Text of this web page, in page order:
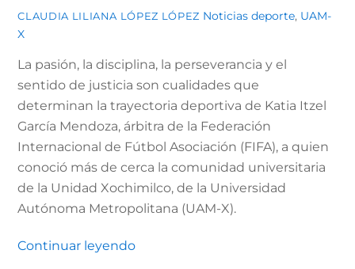
CLAUDIA LILIANA LÓPEZ LÓPEZ Noticias deporte, UAM-
X
La pasión, la disciplina, la perseverancia y el
sentido de justicia son cualidades que
determinan la trayectoria deportiva de Katia Itzel
García Mendoza, árbitra de la Federación
Internacional de Fútbol Asociación (FIFA), a quien
conoció más de cerca la comunidad universitaria
de la Unidad Xochimilco, de la Universidad
Autónoma Metropolitana (UAM-X).
Continuar leyendo